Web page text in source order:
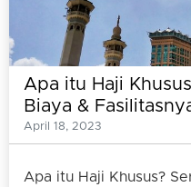
Apa itu Haji
Biaya &
April 18, 2023
Apa itu Haji Khusus?